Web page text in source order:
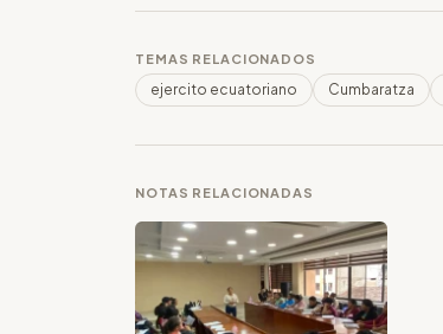
TEMAS RELACIONADOS
ejercito ecuatoriano Cumbaratza
NOTAS RELACIONADAS